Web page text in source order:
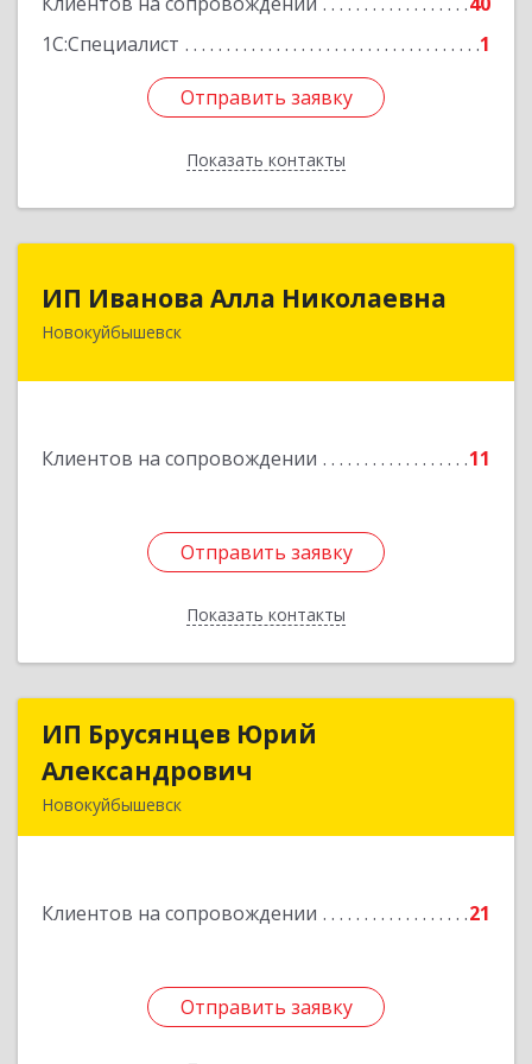
1С:Специалист
1
Отправить заявку
Показать контакты
Отправить заявку
Назад
ИП Иванова Алла Николаевна
Новокуйбышевск
Клиентов на сопровождении 11
Отправить заявку
Показать контакты
Отправить заявку
Назад
ИП Брусянцев Юрий
Александрович
Новокуйбышевск
Клиентов на сопровождении 21
Отправить заявку
ИП Брусянцев Юрий
Подробнее
Отправить заявку